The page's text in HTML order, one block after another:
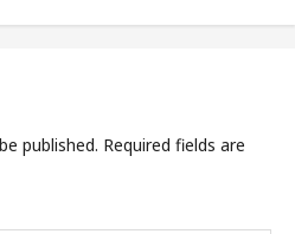
published. Required fields are